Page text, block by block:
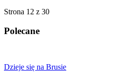
Strona 12 z 30
Polecane
Dzieje się na Brusie